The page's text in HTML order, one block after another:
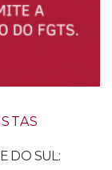
DO SUL: